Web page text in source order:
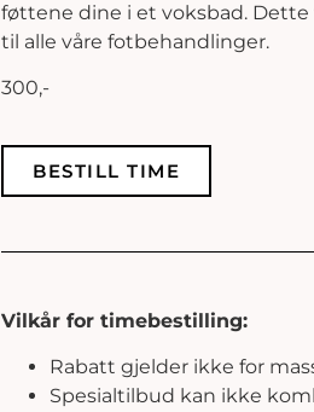
føttene dine i et voksbad.
til alle våre fotbehandlinger.
300,-
BESTILL TIME
Vilkår for timebestilling:
Rabatt gjelder ikke for
Spesialtilbud kan ikke